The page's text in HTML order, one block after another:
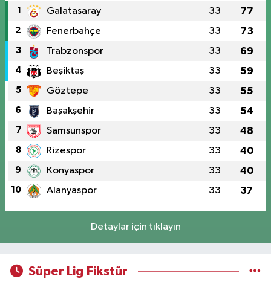
1 Galatasaray 33 77
2 Fenerbahçe 33 73
3 Trabzonspor 33 69
4 Beşiktaş 33 59
5 Göztepe 33 55
6 Başakşehir 33 54
7 Samsunspor 33 48
8 Rizespor 33 40
9 Konyaspor 33 40
10 Alanyaspor 33 37
Detaylar için tıklayın
Süper Lig Fikstür